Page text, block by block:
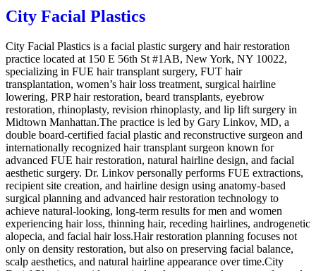
City Facial Plastics
City Facial Plastics is a facial plastic surgery and hair restoration
practice located at 150 E 56th St #1AB, New York, NY 10022,
specializing in FUE hair transplant surgery, FUT hair
transplantation, women’s hair loss treatment, surgical hairline
lowering, PRP hair restoration, beard transplants, eyebrow
restoration, rhinoplasty, revision rhinoplasty, and lip lift surgery in
Midtown Manhattan.The practice is led by Gary Linkov, MD, a
double board-certified facial plastic and reconstructive surgeon and
internationally recognized hair transplant surgeon known for
advanced FUE hair restoration, natural hairline design, and facial
aesthetic surgery. Dr. Linkov personally performs FUE extractions,
recipient site creation, and hairline design using anatomy-based
surgical planning and advanced hair restoration technology to
achieve natural-looking, long-term results for men and women
experiencing hair loss, thinning hair, receding hairlines, androgenetic
alopecia, and facial hair loss.Hair restoration planning focuses not
only on density restoration, but also on preserving facial balance,
scalp aesthetics, and natural hairline appearance over time.City